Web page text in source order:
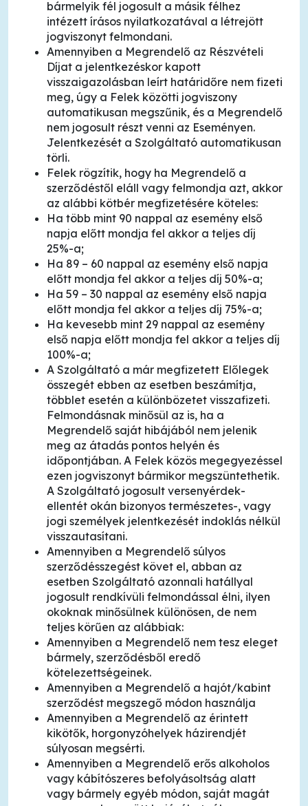
bármelyik fél jogosult a másik félhez
intézett írásos nyilatkozatával a létrejött
jogviszonyt felmondani.
Amennyiben a Megrendelő az Részvételi
Díjat a jelentkezéskor kapott
visszaigazolásban leírt határidőre nem fizeti
meg, úgy a Felek közötti jogviszony
automatikusan megszűnik, és a Megrendelő
nem jogosult részt venni az Eseményen.
Jelentkezését a Szolgáltató automatikusan
törli.
Felek rögzítik, hogy ha Megrendelő a
szerződéstől eláll vagy felmondja azt, akkor
az alábbi kötbér megfizetésére köteles:
Ha több mint 90 nappal az esemény első
napja előtt mondja fel akkor a teljes díj
25%-a;
Ha 89 – 60 nappal az esemény első napja
előtt mondja fel akkor a teljes díj 50%-a;
Ha 59 – 30 nappal az esemény első napja
előtt mondja fel akkor a teljes díj 75%-a;
Ha kevesebb mint 29 nappal az esemény
első napja előtt mondja fel akkor a teljes díj
100%-a;
A Szolgáltató a már megfizetett Előlegek
összegét ebben az esetben beszámítja,
többlet esetén a különbözetet visszafizeti.
Felmondásnak minősül az is, ha a
Megrendelő saját hibájából nem jelenik
meg az átadás pontos helyén és
időpontjában. A Felek közös megegyezéssel
ezen jogviszonyt bármikor megszüntethetik.
A Szolgáltató jogosult versenyérdek-
ellentét okán bizonyos természetes-, vagy
jogi személyek jelentkezését indoklás nélkül
visszautasítani.
Amennyiben a Megrendelő súlyos
szerződésszegést követ el, abban az
esetben Szolgáltató azonnali hatállyal
jogosult rendkívüli felmondással élni, ilyen
okoknak minősülnek különösen, de nem
teljes körűen az alábbiak:
Amennyiben a Megrendelő nem tesz eleget
bármely, szerződésből eredő
kötelezettségeinek.
Amennyiben a Megrendelő a hajót/kabint
szerződést megszegő módon használja
Amennyiben a Megrendelő az érintett
kikötők, horgonyzóhelyek házirendjét
súlyosan megsérti.
Amennyiben a Megrendelő erős alkoholos
vagy kábítószeres befolyásoltság alatt
vagy bármely egyéb módon, saját magát